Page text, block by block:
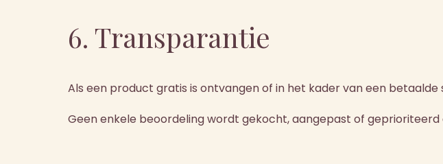
6. Transparantie
Als een product gratis is ontvangen of in het kader van een
Geen enkele beoordeling wordt gekocht, aangepast of